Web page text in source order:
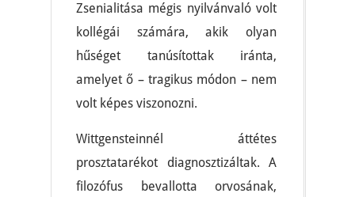
Zsenialitása mégis nyilvánvaló volt
kollégái számára, akik olyan
hűséget tanúsítottak iránta,
amelyet ő – tragikus módon – nem
volt képes viszonozni.
Wittgensteinnél áttétes
prosztatarékot diagnosztizáltak. A
filozófus bevallotta orvosának,